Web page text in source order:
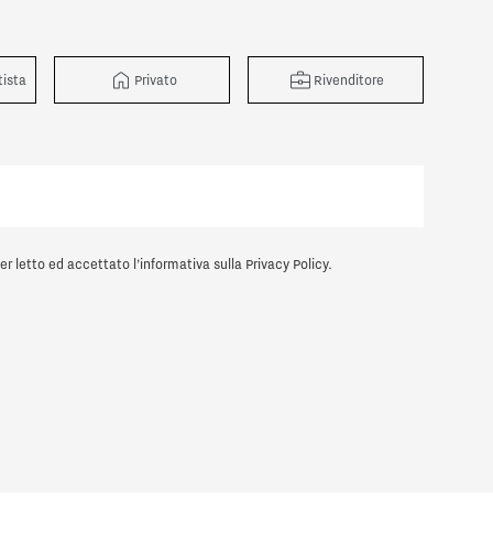
Privato Rivenditore
letto ed accettato l’informativa sulla Privacy Policy.